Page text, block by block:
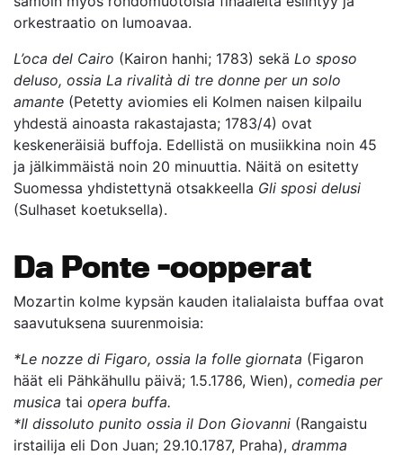
orkestraatio on lumoavaa.
L’oca del Cairo (Kairon hanhi; 1783) sekä Lo sposo
deluso, ossia La rivalità di tre donne per un solo
amante (Petetty aviomies eli Kolmen naisen kilpailu
yhdestä ainoasta rakastajasta; 1783/4) ovat
keskeneräisiä buffoja. Edellistä on musiikkina noin 45
ja jälkimmäistä noin 20 minuuttia. Näitä on esitetty
Suomessa yhdistettynä otsakkeella Gli sposi delusi
(Sulhaset koetuksella).
Da Ponte -oopperat
Mozartin kolme kypsän kauden italialaista buffaa ovat
saavutuksena suurenmoisia:
*Le nozze di Figaro, ossia la folle giornata (Figaron
häät eli Pähkähullu päivä; 1.5.1786, Wien), comedia per
musica tai opera buffa.
*Il dissoluto punito ossia il Don Giovanni (Rangaistu
irstailija eli Don Juan; 29.10.1787, Praha), dramma